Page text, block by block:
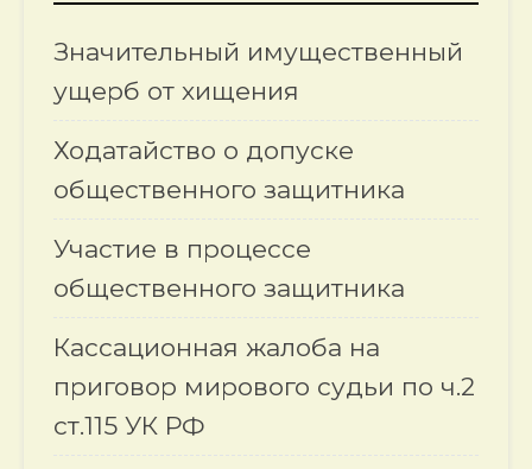
Значительный имущественный
ущерб от хищения
Ходатайство о допуске
общественного защитника
Участие в процессе
общественного защитника
Кассационная жалоба на
приговор мирового судьи по ч.2
ст.115 УК РФ